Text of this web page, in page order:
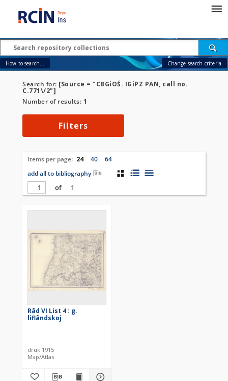
How to search... Change search criteria
Search for: [Source = "CBGiOŚ. IGiPZ PAN, call no.
C.771\/2"]
Number of results: 1
Filters
Items per page: 24 40
64
add all to bibliography
of
1
Râd VI List 4 : g.
liflândskoj
druk 1915
Map/Atlas